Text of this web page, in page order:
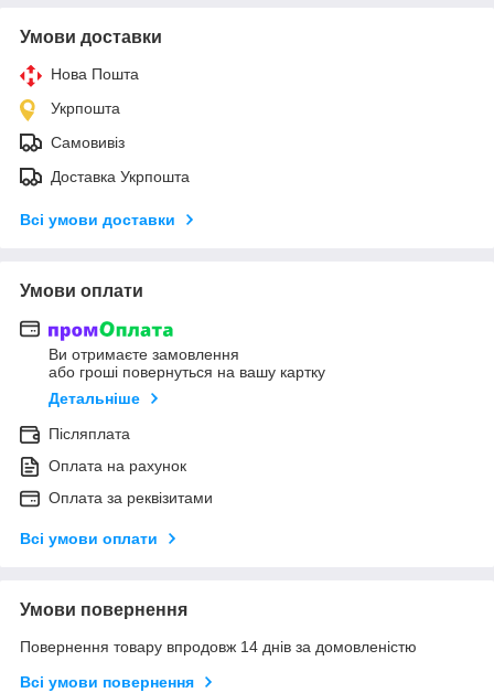
Умови доставки
Нова Пошта
Укрпошта
Самовивіз
Доставка Укрпошта
Всі умови доставки
Умови оплати
Ви отримаєте замовлення
або гроші повернуться на вашу картку
Детальніше
Післяплата
Оплата на рахунок
Оплата за реквізитами
Всі умови оплати
Умови повернення
Повернення товару впродовж 14 днів за домовленістю
Всі умови повернення